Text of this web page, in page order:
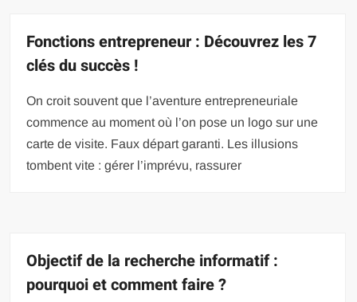
Fonctions entrepreneur : Découvrez les 7
clés du succès !
On croit souvent que l’aventure entrepreneuriale
commence au moment où l’on pose un logo sur une
carte de visite. Faux départ garanti. Les illusions
tombent vite : gérer l’imprévu, rassurer
Objectif de la recherche informatif :
pourquoi et comment faire ?